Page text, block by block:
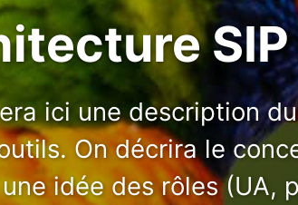
SIP
ici une description
On décrira le
idée des rôles (UA,